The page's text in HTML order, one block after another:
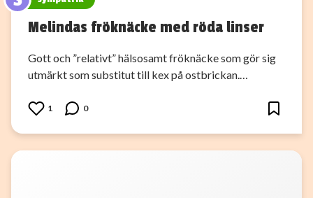
Melindas fröknäcke med röda linser
Gott och ”relativt” hälsosamt fröknäcke som gör sig
utmärkt som substitut till kex på ostbrickan.…
1 0